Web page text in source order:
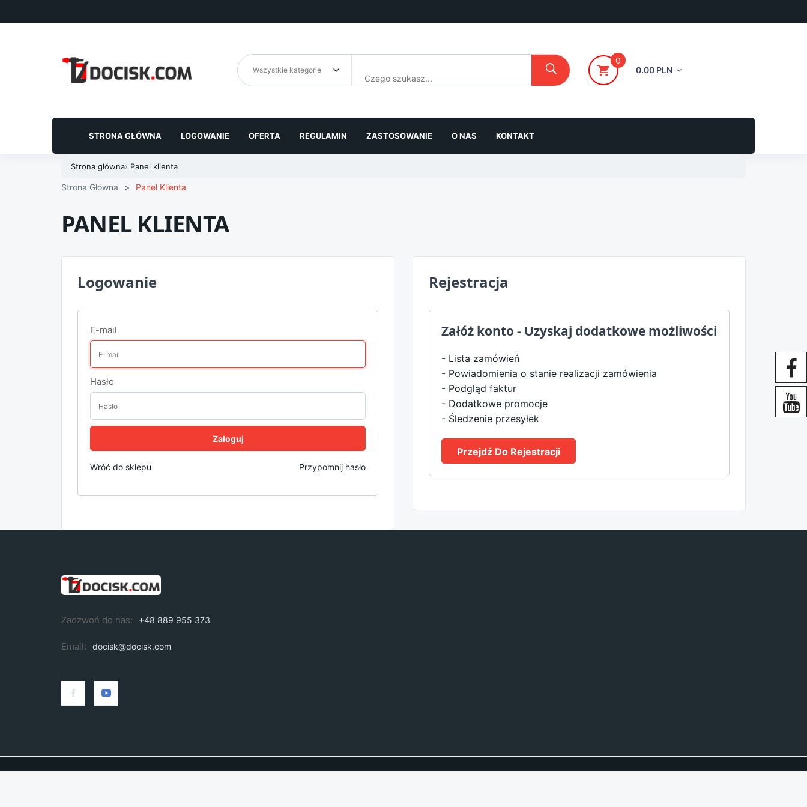
do
0
0.00 PLN
STRONA GŁÓWNA LOGOWANIE OFERTA REGULAMIN ZASTOSOWANIE O NAS KONTAKT
Strona główna› Panel klienta
Strona Główna > Panel Klienta
PANEL KLIENTA
Logowanie
E-mail
Hasło
Wróć do sklepu Przypomnij hasło
Rejestracja
Załóż konto - Uzyskaj dodatkowe możliwości
- Lista zamówień
- Powiadomienia o stanie realizacji zamówienia
- Podgląd faktur
- Dodatkowe promocje
- Śledzenie przesyłek
Przejdź Do Rejestracji
Zadzwoń do nas: +48 889 955 373
Email: docisk@docisk.com